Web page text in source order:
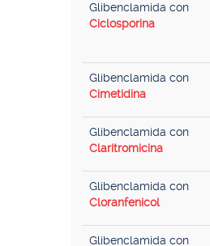
Glibenclamida con
Ciclosporina
Glibenclamida con
Cimetidina
Glibenclamida con
Claritromicina
Glibenclamida con
Cloranfenicol
Glibenclamida con